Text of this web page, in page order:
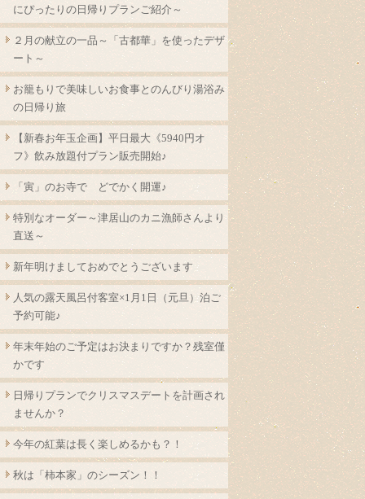
にぴったりの日帰りプランご紹介～
２月の献立の一品～「古都華」を使ったデザ
ート～
お籠もりで美味しいお食事とのんびり湯浴み
の日帰り旅
【新春お年玉企画】平日最大《5940円オ
フ》飲み放題付プラン販売開始♪
「寅」のお寺で どでかく開運♪
特別なオーダー～津居山のカニ漁師さんより
直送～
新年明けましておめでとうございます
人気の露天風呂付客室×1月1日（元旦）泊ご
予約可能♪
年末年始のご予定はお決まりですか？残室僅
かです
日帰りプランでクリスマスデートを計画され
ませんか？
今年の紅葉は長く楽しめるかも？！
秋は「柿本家」のシーズン！！